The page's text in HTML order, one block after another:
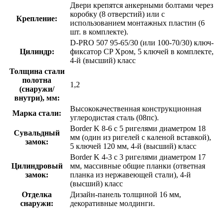
Крепление:
Двери крепятся анкерными болтами через
коробку (8 отверстий) или с
использованием монтажных пластин (6
шт. в комплекте).
Цилиндр:
D-PRO 507 95-65/30 (или 100-70/30) ключ-
фиксатор CP Хром, 5 ключей в комплекте,
4-й (высший) класс
Толщина стали
полотна
(снаружи/
внутри), мм:
1,2
Марка стали:
Высококачественная конструкционная
углеродистая сталь (08пс).
Сувальдный
замок:
Border K 8-6 с 5 ригелями диаметром 18
мм (один из ригелей с каленой вставкой),
5 ключей 120 мм, 4-й (высший) класс
Цилиндровый
замок:
Border K 4-3 с 3 ригелями диаметром 17
мм, массивные общие планки (ответная
планка из нержавеющей стали), 4-й
(высший) класс
Отделка
снаружи:
Дизайн-панель толщиной 16 мм,
декоративные молдинги.